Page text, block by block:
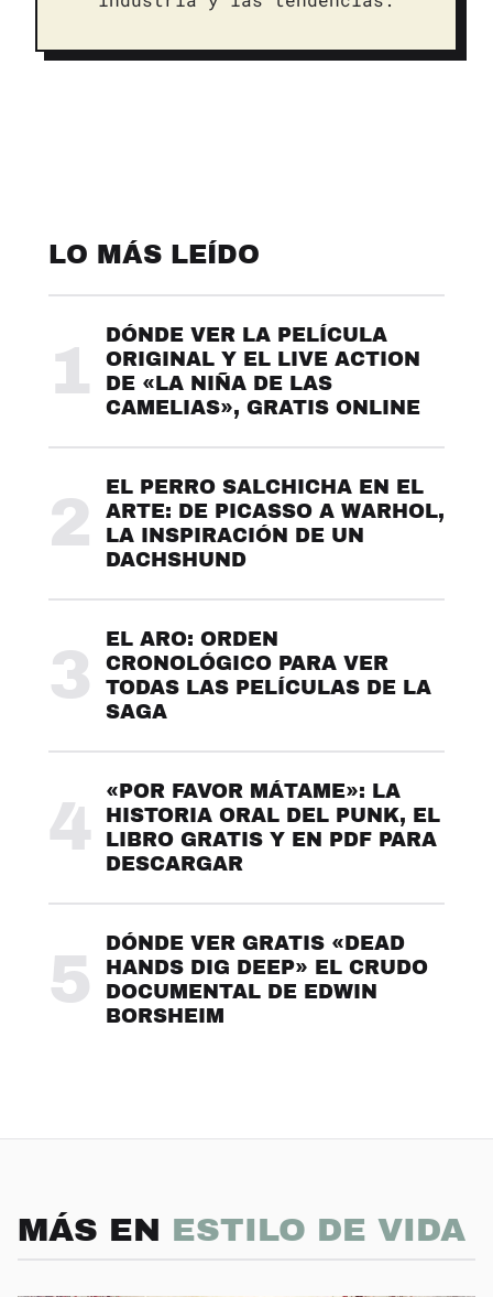
LO MÁS LEÍDO
1
DÓNDE VER LA PELÍCULA
ORIGINAL Y EL LIVE ACTION
DE «LA NIÑA DE LAS
CAMELIAS», GRATIS ONLINE
2
EL PERRO SALCHICHA EN EL
ARTE: DE PICASSO A WARHOL,
LA INSPIRACIÓN DE UN
DACHSHUND
3
EL ARO: ORDEN
CRONOLÓGICO PARA VER
TODAS LAS PELÍCULAS DE LA
SAGA
4
«POR FAVOR MÁTAME»: LA
HISTORIA ORAL DEL PUNK, EL
LIBRO GRATIS Y EN PDF PARA
DESCARGAR
5
DÓNDE VER GRATIS «DEAD
HANDS DIG DEEP» EL CRUDO
DOCUMENTAL DE EDWIN
BORSHEIM
MÁS EN ESTILO DE VIDA